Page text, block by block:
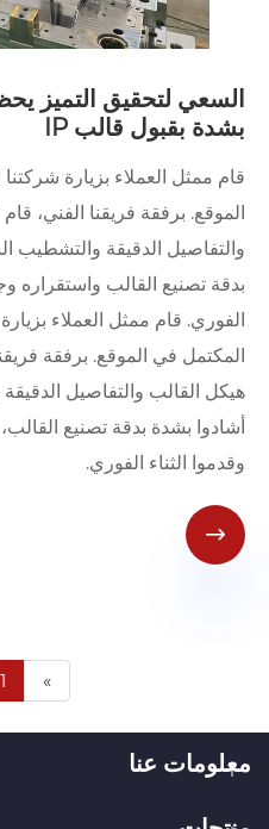
السعي لتحقيق التميز
بشدة بقبول قالب IP
الموقع. برفقة فريقنا الفني،
والتفاصيل الدقيقة والتشطيب
بدقة تصنيع القالب واستقراره
المكتمل في الموقع. برفقة
هيكل القالب والتفاصيل
أشادوا بشدة بدقة تصنيع
وقدموا الثناء الفوري.

معلومات عنا